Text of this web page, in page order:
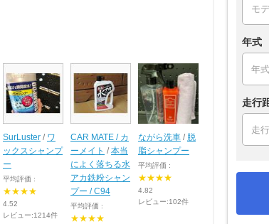
SurLuster / ワ
ックスシャンプ
ー
平均評価 :
★★★★
4.52
レビュー:1214件
CAR MATE / カ
ーメイト /本当
によく落ちる水
アカ鉄粉シャン
プー / C94
平均評価 :
★★★★
ながら洗車 / 脱
脂シャンプー
平均評価 :
★★★★
4.82
レビュー:102件
年式
走行